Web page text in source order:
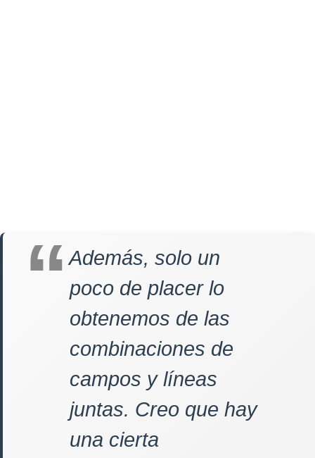
Además, solo un
poco de placer lo
obtenemos de las
combinaciones de
campos y líneas
juntas. Creo que hay
una cierta